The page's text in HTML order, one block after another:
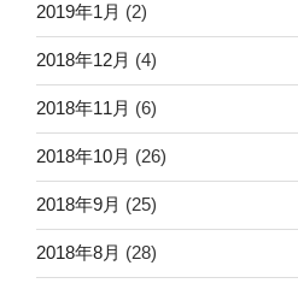
2019年1月 (2)
2018年12月 (4)
2018年11月 (6)
2018年10月 (26)
2018年9月 (25)
2018年8月 (28)